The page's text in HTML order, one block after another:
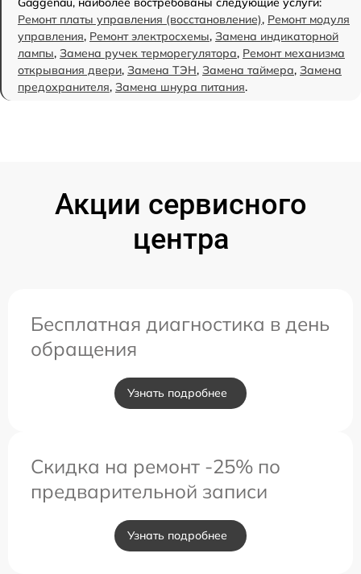
Ремонт платы управления (восстановление), Ремонт модуля
управления, Ремонт электросхемы, Замена индикаторной
лампы, Замена ручек терморегулятора, Ремонт механизма
открывания двери, Замена ТЭН, Замена таймера, Замена
предохранителя, Замена шнура питания.
Акции сервисного
центра
Бесплатная диагностика в день
обращения
Узнать подробнее
Скидка на ремонт -25% по
предварительной записи
Узнать подробнее